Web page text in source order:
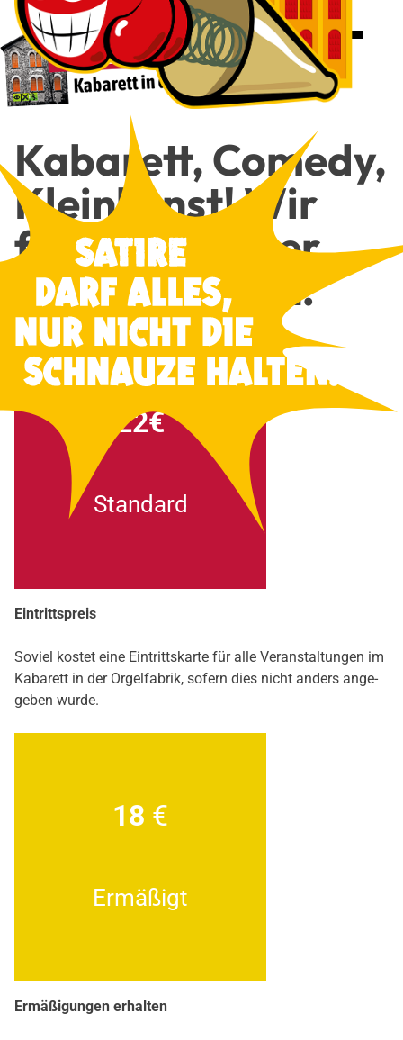
Kaba­rett, Come­dy,
Klein­kunst! Wir
freu­en uns über
Dei­nen Besuch!
22€
Stan­dard
Ein­tritts­preis
Soviel kos­tet eine Ein­tritts­kar­te für alle Ver­an­stal­tun­gen im
Kaba­rett in der Orgel­fa­brik, sofern dies nicht anders ange­
ge­ben wur­de.
18 €
Ermä­ßigt
Ermä­ßi­gun­gen erhal­ten